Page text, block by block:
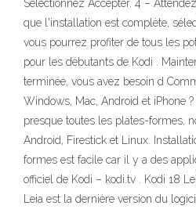
Sélectionnez Accepter. 4 –
que l'installation est complète,
vous pourrez profiter de tous les
pour les débutants de Kodi .
terminée, vous avez besoin d
Windows, Mac, Android et iPhone
presque toutes les plates-formes,
Android, Firestick et Linux.
formes est facile car il y a des
officiel de Kodi – kodi.tv . Kodi 18
Leia est la dernière version du